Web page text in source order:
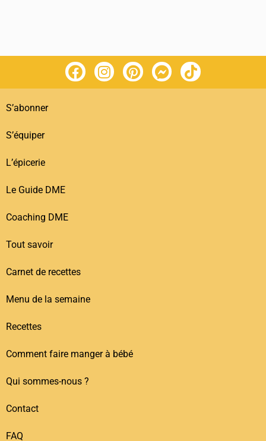
S’abonner
S’équiper
L’épicerie
Le Guide DME
Coaching DME
Tout savoir
Carnet de recettes
Menu de la semaine
Recettes
Comment faire manger à bébé
Qui sommes-nous ?
Contact
FAQ